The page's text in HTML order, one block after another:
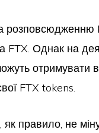
розповсюдженню
FTX. Однак на
отримувати
FTX tokens.
як правило, не